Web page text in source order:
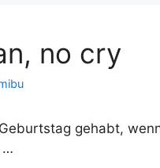
no cry
gehabt,
…